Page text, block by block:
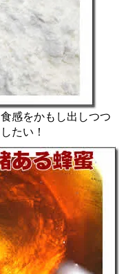
感をかもし出しつつ
たい！